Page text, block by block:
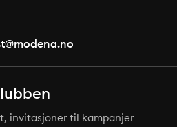
invitasjoner til kampanjer